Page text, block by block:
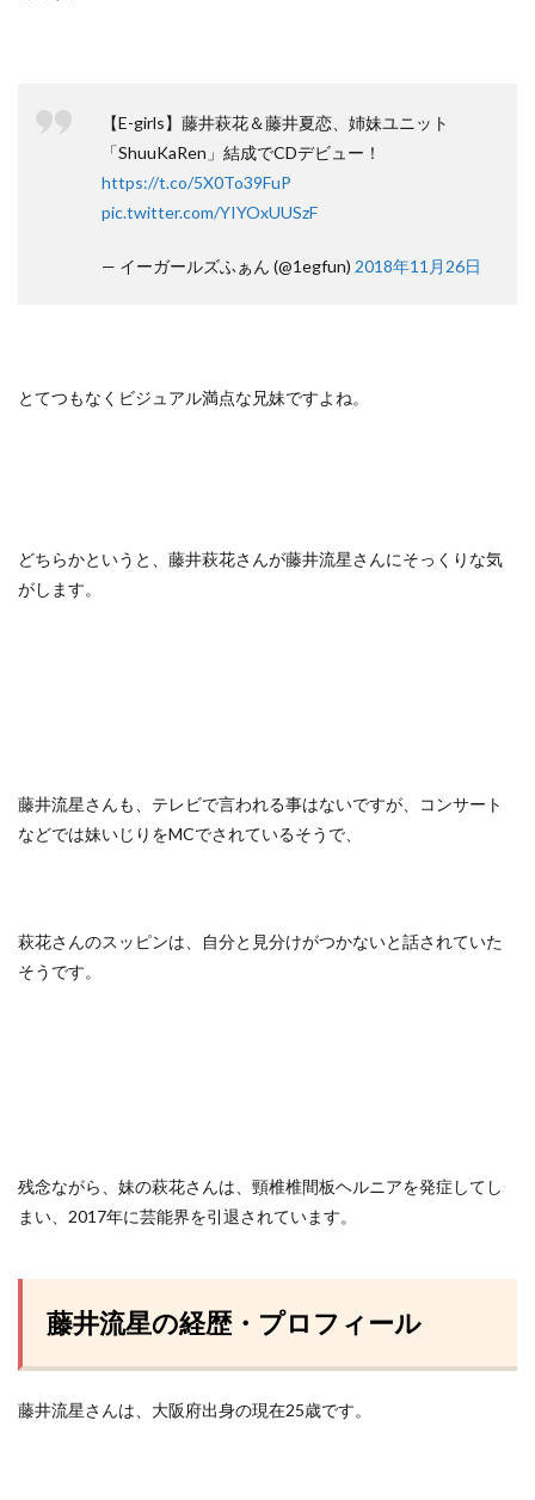
【E-girls】藤井萩花＆藤井夏恋、姉妹ユニット
「ShuuKaRen」結成でCDデビュー！
https://t.co/5X0To39FuP
pic.twitter.com/YIYOxUUSzF
— イーガールズふぁん (@1egfun) 2018年11月26日
とてつもなくビジュアル満点な兄妹ですよね。
どちらかというと、藤井萩花さんが藤井流星さんにそっくりな気
がします。
藤井流星さんも、テレビで言われる事はないですが、コンサート
などでは妹いじりをMCでされているそうで、
萩花さんのスッピンは、自分と見分けがつかないと話されていた
そうです。
残念ながら、妹の萩花さんは、頸椎椎間板ヘルニアを発症してし
まい、2017年に芸能界を引退されています。
藤井流星の経歴・プロフィール
藤井流星さんは、大阪府出身の現在25歳です。